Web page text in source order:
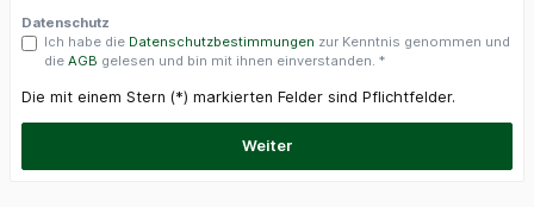
Datenschutz
Ich habe die Datenschutzbestimmungen zur Kenntnis genommen und
dieAGB gelesen und bin mit ihnen einverstanden. *
Die mit einem Stern (*) markierten Felder sind Pflichtfelder.
Weiter